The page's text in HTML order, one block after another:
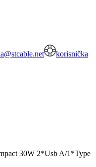
korisnička
30W 2*Usb A/1*Type